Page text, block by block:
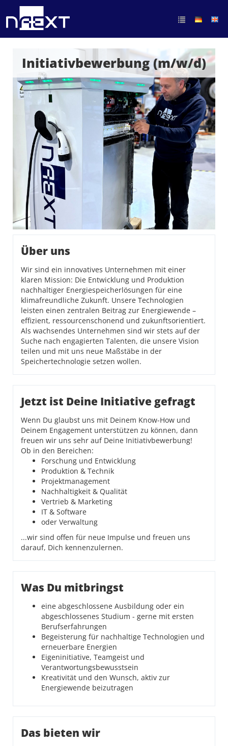
Initiativbewerbung (m/w/d)
Über uns
Wir sind ein innovatives Unternehmen mit einer
klaren Mission: Die Entwicklung und Produktion
nachhaltiger Energiespeicherlösungen für eine
klimafreundliche Zukunft. Unsere Technologien
leisten einen zentralen Beitrag zur Energiewende –
effizient, ressourcenschonend und zukunftsorientiert.
Als wachsendes Unternehmen sind wir stets auf der
Suche nach engagierten Talenten, die unsere Vision
teilen und mit uns neue Maßstäbe in der
Speichertechnologie setzen wollen.
Jetzt ist Deine Initiative gefragt
Wenn Du glaubst uns mit Deinem Know-How und
Deinem Engagement unterstützen zu können, dann
freuen wir uns sehr auf Deine Initiativbewerbung!
Ob in den Bereichen:
Forschung und Entwicklung
Produktion & Technik
Projektmanagement
Nachhaltigkeit & Qualität
Vertrieb & Marketing
IT & Software
oder Verwaltung
...wir sind offen für neue Impulse und freuen uns
darauf, Dich kennenzulernen.
Was Du mitbringst
eine abgeschlossene Ausbildung oder ein
abgeschlossenes Studium - gerne mit ersten
Berufserfahrungen
Begeisterung für nachhaltige Technologien und
erneuerbare Energien
Eigeninitiative, Teamgeist und
Verantwortungsbewusstsein
Kreativität und den Wunsch, aktiv zur
Energiewende beizutragen
Das bieten wir